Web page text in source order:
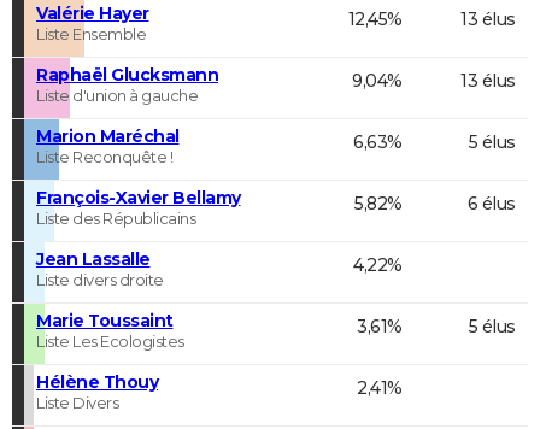
Valérie Hayer
Liste Ensemble
12,45% 13 élus
Raphaël Glucksmann
Liste d'union à gauche
9,04% 13 élus
Marion Maréchal
Liste Reconquête !
6,63% 5 élus
François-Xavier Bellamy
Liste des Républicains
5,82% 6 élus
Jean Lassalle
Liste divers droite
4,22%
Marie Toussaint
Liste Les Ecologistes
3,61% 5 élus
Hélène Thouy
Liste Divers
2,41%